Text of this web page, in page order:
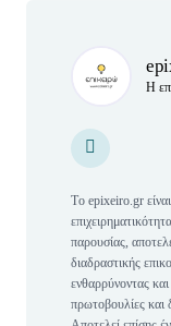
Η
Personal Website
Personal
Tο epixeiro.gr
παρουσίας,
διαδραστικής
ενθαρρύνοντας και
πρωτοβουλίες και